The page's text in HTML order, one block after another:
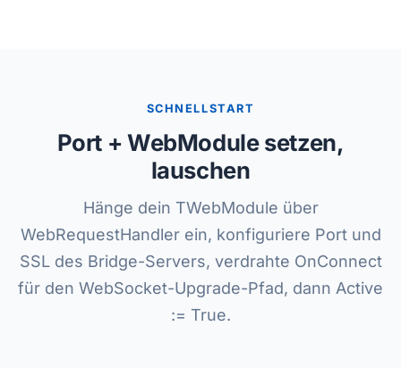
SCHNELLSTART
Port + WebModule setzen,
lauschen
Hänge dein TWebModule über
WebRequestHandler ein, konfiguriere Port und
SSL des Bridge-Servers, verdrahte OnConnect
für den WebSocket-Upgrade-Pfad, dann Active
:= True.